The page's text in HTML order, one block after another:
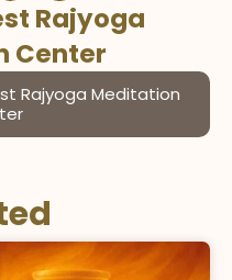
Rajyoga
Center
Rajyoga Meditation